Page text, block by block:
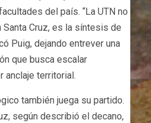
del país. “La UTN no
Cruz, es la síntesis de
Puig, dejando entrever una
que busca escalar
anclaje territorial.
también juega su partido.
según describió el decano,